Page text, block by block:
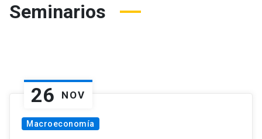
Seminarios
26 NOV
Macroeconomía